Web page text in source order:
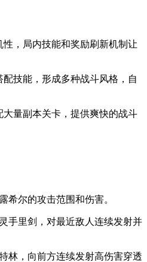
，局内技能和奖励刷新机制让
技能，形成多种战斗风格，自
量副本关卡，提供爽快的战斗
希尔的攻击范围和伤害。
手里剑，对最近敌人连续发射并
林，向前方连续发射高伤害穿透